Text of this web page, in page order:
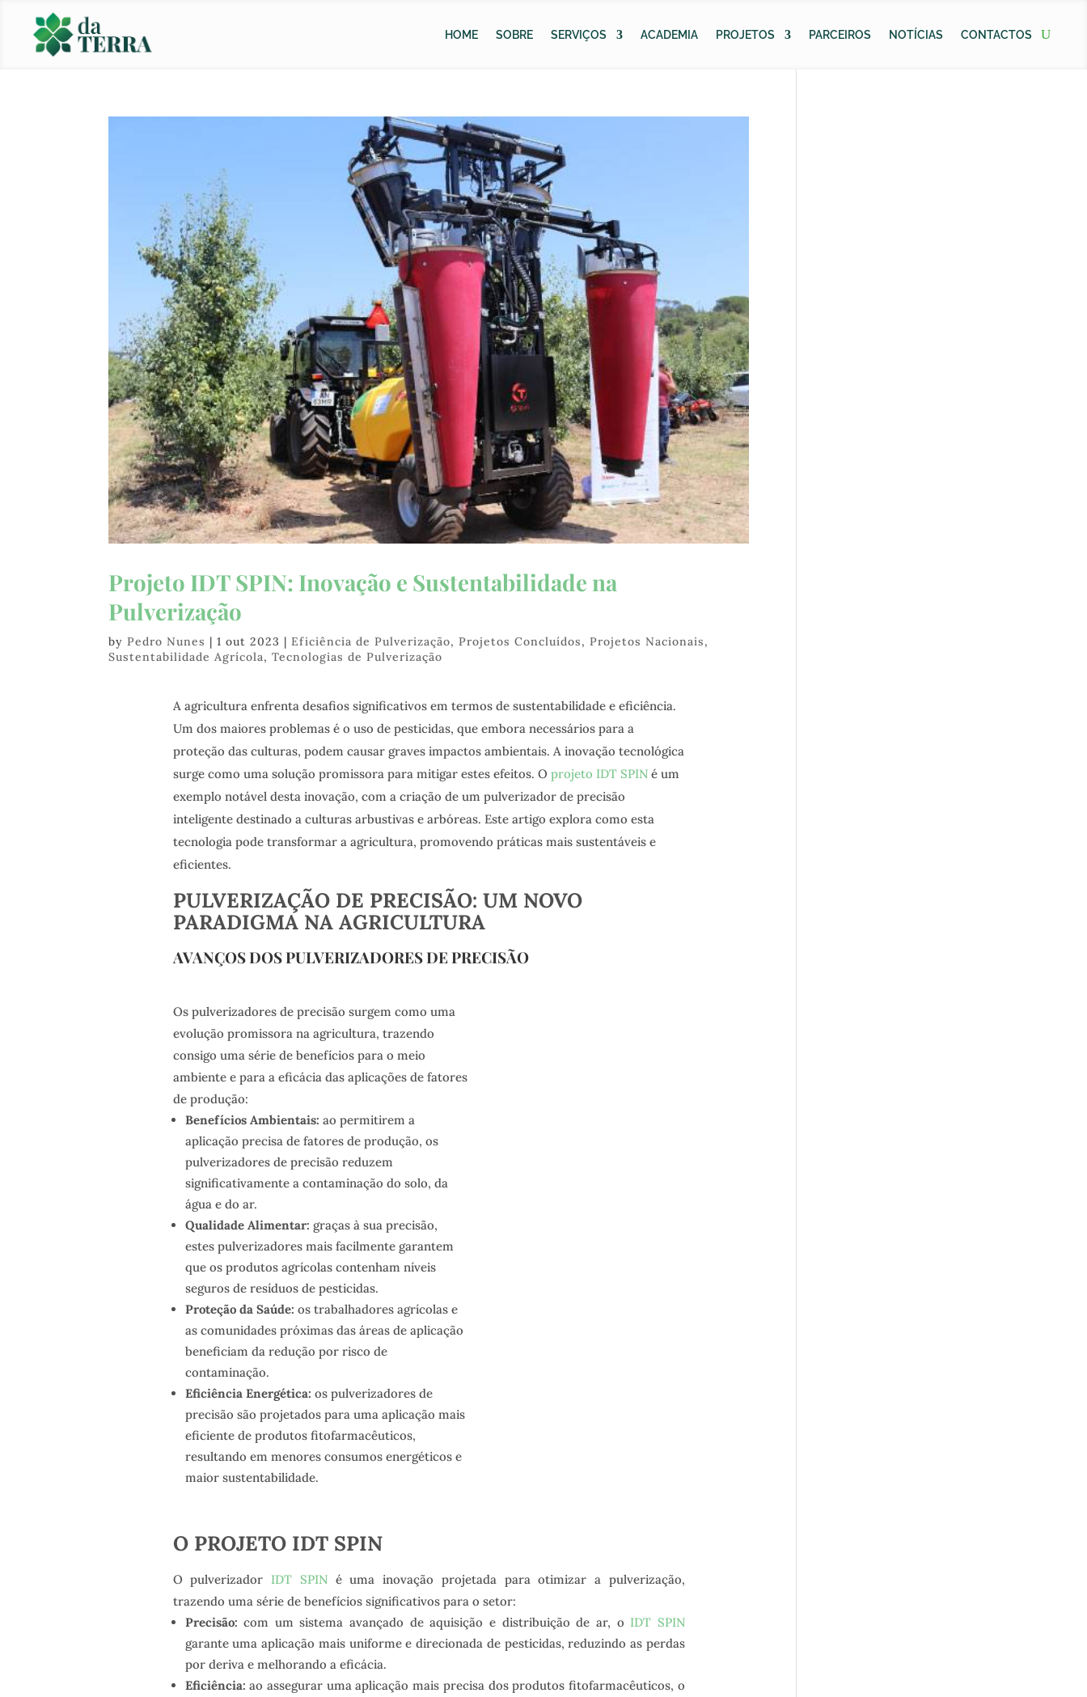
HOME SOBRE SERVIÇOS ACADEMIA PROJETOS PARCEIROS NOTÍCIAS CONTACTOS
Projeto IDT SPIN: Inovação e Sustentabilidade na
Pulverização
byPedro Nunes |1 out 2023 |Eficiência de Pulverização,Projetos Concluídos,Projetos Nacionais,
Sustentabilidade Agrícola,Tecnologias de Pulverização
A agricultura enfrenta desafios significativos em termos de sustentabilidade e eficiência.
Um dos maiores problemas é o uso de pesticidas, que embora necessários para a
proteção das culturas, podem causar graves impactos ambientais. A inovação tecnológica
surge como uma solução promissora para mitigar estes efeitos. O projeto IDT SPINé um
exemplo notável desta inovação, com a criação de um pulverizador de precisão
inteligente destinado a culturas arbustivas e arbóreas. Este artigo explora como esta
tecnologia pode transformar a agricultura, promovendo práticas mais sustentáveis e
eficientes.
PULVERIZAÇÃO DE PRECISÃO: UM NOVO
PARADIGMA NA AGRICULTURA
AVANÇOS DOS PULVERIZADORES DE PRECISÃO
Os pulverizadores de precisão surgem como uma
evolução promissora na agricultura, trazendo
consigo uma série de benefícios para o meio
ambiente e para a eficácia das aplicações de fatores
de produção:
Benefícios Ambientais: ao permitirem a
aplicação precisa de fatores de produção, os
pulverizadores de precisão reduzem
significativamente a contaminação do solo, da
água e do ar.
Qualidade Alimentar: graças à sua precisão,
estes pulverizadores mais facilmente garantem
que os produtos agrícolas contenham níveis
seguros de resíduos de pesticidas.
Proteção da Saúde: os trabalhadores agrícolas e
as comunidades próximas das áreas de aplicação
beneficiam da redução por risco de
contaminação.
Eficiência Energética: os pulverizadores de
precisão são projetados para uma aplicação mais
eficiente de produtos fitofarmacêuticos,
resultando em menores consumos energéticos e
maior sustentabilidade.
O PROJETO IDT SPIN
O pulverizador IDT SPINé uma inovação projetada para otimizar a pulverização,
trazendo uma série de benefícios significativos para o setor:
Precisão: com um sistema avançado de aquisição e distribuição de ar, o IDT SPIN
garante uma aplicação mais uniforme e direcionada de pesticidas, reduzindo as perdas
por deriva e melhorando a eficácia.
Eficiência: ao assegurar uma aplicação mais precisa dos produtos fitofarmacêuticos, o